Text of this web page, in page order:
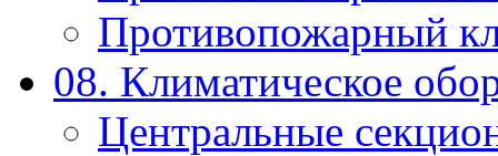
Противопожарный
08. Климатическое
Центральные